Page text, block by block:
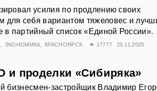
усилия по продлению своих
для себя вариантом тяжеловес и
в партийный список «Единой России».
ЭКОНОМИКА КРАСНОЯРСК 17777 25.11.2025
и проделки «Сибиряка»
бизнесмен-застройщик Владимир